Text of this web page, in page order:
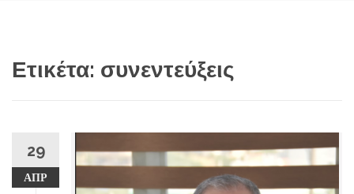
Ετικέτα: συνεντεύξεις
29
ΑΠΡ